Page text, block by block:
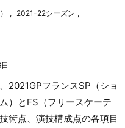
, 2021-22シーズン ,
2021GPフランスSP（ショ
）とFS（フリースケーテ
術点、演技構成点の各項目